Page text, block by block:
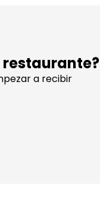
restaurante?
a recibir